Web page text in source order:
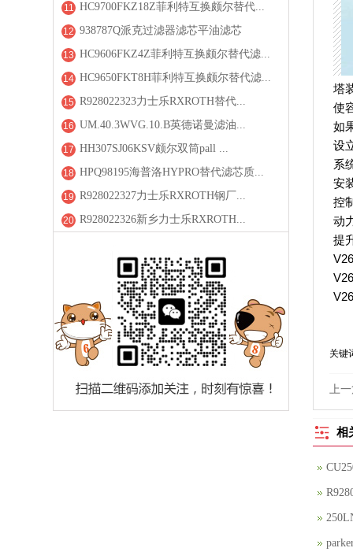
11 HC9700FKZ18Z菲利特互换颇尔替代...
12 938787Q派克过滤器滤芯平油滤芯
13 HC9606FKZ4Z菲利特互换颇尔替代滤...
14 HC9650FKT8H菲利特互换颇尔替代滤...
15 R928022323力士乐RXROTH替代...
16 UM.40.3WVG.10.B英德诺曼滤油...
17 HH307SJ06KSV颇尔双筒pall ...
18 HPQ98195海普洛HYPRO替代滤芯质...
19 R928022327力士乐RXROTH钢厂...
20 R928022326新乡力士乐RXROTH...
塔
使
如
设
系
安
控
动
提
关键
上
相